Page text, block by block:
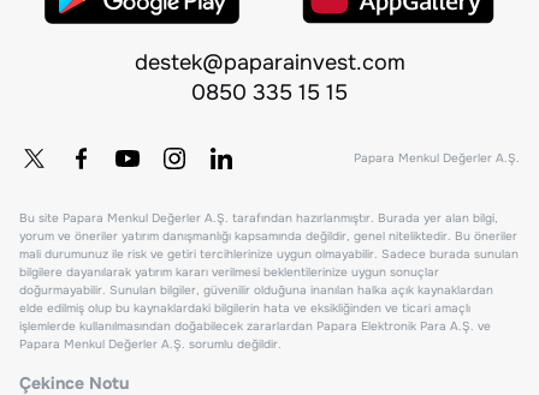
destek@paparainvest.com
0850 335 15 15
Papara Menkul Değerler A.Ş.
Bu site Papara Menkul Değerler A.Ş. tarafından hazırlanmıştır. Burada yer alan bilgi,
yorum ve öneriler yatırım danışmanlığı kapsamında değildir, genel niteliktedir. Bu öneriler
mali durumunuz ile risk ve getiri tercihlerinize uygun olmayabilir. Sadece burada sunulan
bilgilere dayanılarak yatırım kararı verilmesi beklentilerinize uygun sonuçlar
doğurmayabilir. Sunulan bilgiler, güvenilir olduğuna inanılan halka açık kaynaklardan
elde edilmiş olup bu kaynaklardaki bilgilerin hata ve eksikliğinden ve ticari amaçlı
işlemlerde kullanılmasından doğabilecek zararlardan Papara Elektronik Para A.Ş. ve
Papara Menkul Değerler A.Ş. sorumlu değildir.
Çekince Notu